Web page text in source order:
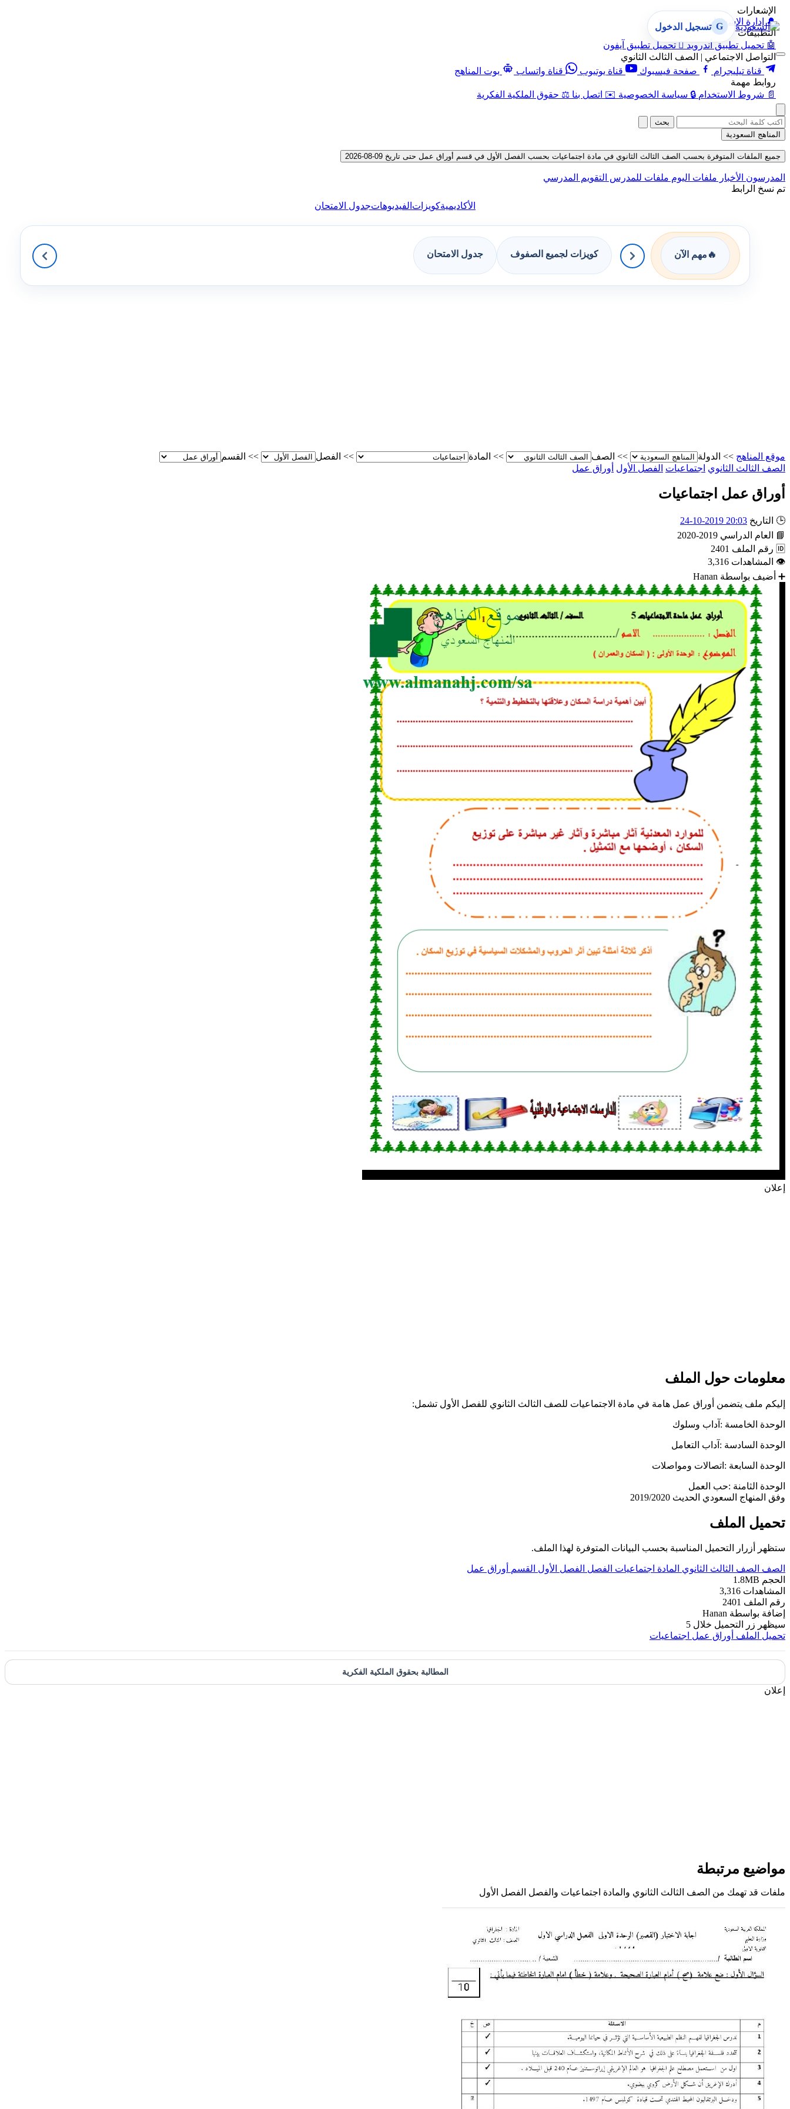
الإشعارات
🔔 إدارة الإشعارات
التطبيقات
🤖 تحميل تطبيق أندرويد  تحميل تطبيق آيفون
التواصل الاجتماعي | الصف الثالث الثانوي
قناة تيليجرام
صفحة فيسبوك قناة يوتيوب قناة واتساب
بوت المناهج
روابط مهمة
📄 شروط الاستخدام 🔒 سياسة الخصوصية ✉️ اتصل بنا ⚖️ حقوق الملكية الفكرية
G تسجيل الدخول
بحث
المناهج السعودية
جميع الملفات المتوفرة بحسب الصف الثالث الثانوي في مادة اجتماعيات بحسب الفصل الأول في قسم أوراق عمل حتى تاريخ 09-08-2026
المدرسون الأخبار ملفات اليوم ملفات للمدرس التقويم المدرسي
تم نسخ الرابط
الأكاديميةكويزات الفيديوهاتجدول الامتحان
🔥 مهم الآن كويزات لجميع الصفوف جدول الامتحان
موقع المناهج >> الدولة >> الصف >> المادة >> الفصل >> القسم
الصف الثالث الثانوي اجتماعيات الفصل الأول أوراق عمل
أوراق عمل اجتماعيات
🕒 التاريخ 20:03 2019-10-24
📘
العام الدراسي 2019-2020
🆔 رقم الملف 2401
👁 المشاهدات 3,316
➕ أضيف بواسطة Hanan
إعلان
معلومات حول الملف
إليكم ملف يتضمن أوراق عمل هامة في مادة الاجتماعيات للصف الثالث الثانوي للفصل الأول تشمل:
الوحدة الخامسة :آداب وسلوك
الوحدة السادسة :آداب التعامل
الوحدة السابعة :اتصالات ومواصلات
الوحدة الثامنة :حب العمل
وفق المنهاج السعودي الحديث 2019/2020
تحميل الملف
ستظهر أزرار التحميل المناسبة بحسب البيانات المتوفرة لهذا الملف.
الصف الصف الثالث الثانوي المادة اجتماعيات الفصل الفصل الأول القسم أوراق عمل
الحجم 1.8MB
المشاهدات 3,316
رقم الملف 2401
إضافة بواسطة Hanan
سيظهر زر التحميل خلال 5
تحميل الملف أوراق عمل اجتماعيات
المطالبة بحقوق الملكية الفكرية
إعلان
مواضيع مرتبطة
ملفات قد تهمك من الصف الثالث الثانوي والمادة اجتماعيات والفصل الفصل الأول